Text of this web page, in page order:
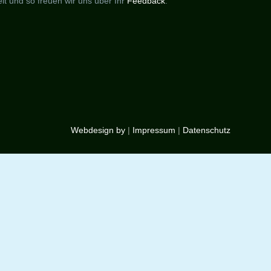
Webdesign by | Impressum | Datenschutz